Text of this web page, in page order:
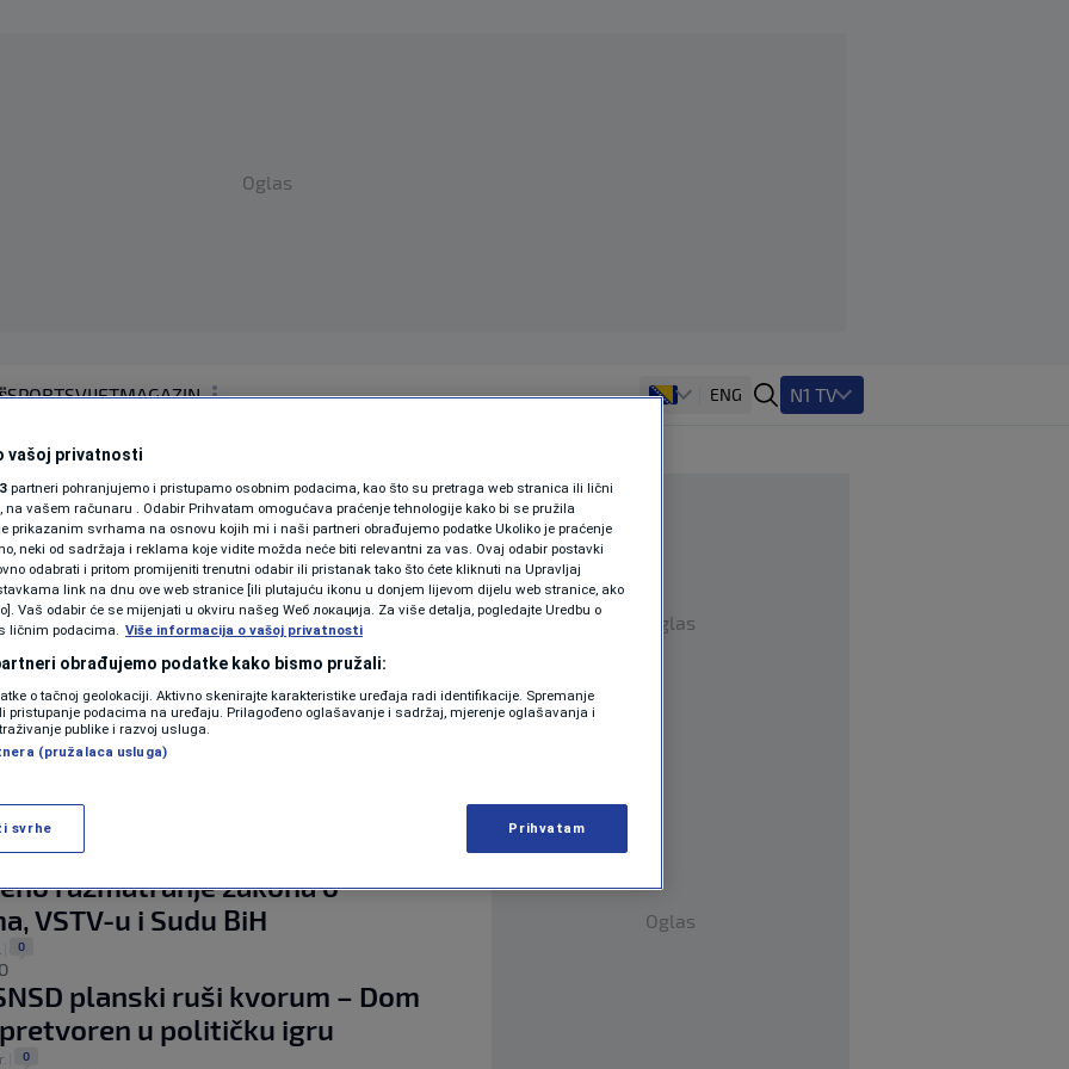
Oglas
SPORTSVIJETMAGAZIN
SHOWBIZ
KOLUMNE
PODCAST
N1 SPECIJAL
FOTO
VIDEO
ENG N1 TV
BIH
OŠTRO ZA N1
u "paralizi": "SNSD blokira zakone,
reaguje - odgovorna je za zastoj
propala sjednica Doma naroda
akcizama: Delegati HDZ i SNSD
| 0
DNEVNOG REDA
sjednice Doma naroda BiH,
razmatranje zakona o
VSTV-u i Sudu BiH
0
planski ruši kvorum – Dom
u političku igru
0
Oglas
Oglas
vašoj privatnosti
partneri pohranjujemo i pristupamo osobnim podacima, kao što su pretraga web stranica ili lični
na vašem računaru . Odabir Prihvatam omogućava praćenje tehnologije kako bi se pružila
prikazanim svrhama na osnovu kojih mi i naši partneri obrađujemo podatke Ukoliko je praćenje
neki od sadržaja i reklama koje vidite možda neće biti relevantni za vas. Ovaj odabir postavki
odabrati i pritom promijeniti trenutni odabir ili pristanak tako što ćete kliknuti na Upravljaj
link na dnu ove web stranice [ili plutajuću ikonu u donjem lijevom dijelu web stranice, ako
Vaš odabir će se mijenjati u okviru našeg Wеб локација. Za više detalja, pogledajte Uredbu o
ličnim podacima. Više informacija o vašoj privatnosti
obrađujemo podatke kako bismo pružali:
o tačnoj geolokaciji. Aktivno skenirajte karakteristike uređaja radi identifikacije. Spremanje
pristupanje podacima na uređaju. Prilagođeno oglašavanje i sadržaj, mjerenje oglašavanja i
publike i razvoj usluga.
(pružalaca usluga)
svrhe Prihvatam